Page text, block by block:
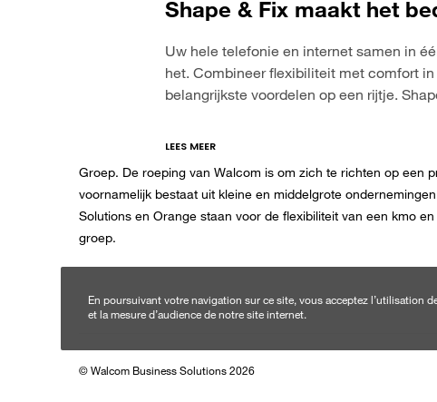
Shape & Fix maakt het
Uw hele telefonie en internet samen in
het. Combineer flexibiliteit met comfort
belangrijkste voordelen op een rijtje.
LEES MEER
Walcom Business Solutions SA is sinds 2015 een
Groep. De roeping van Walcom is om zich te richten op een
voornamelijk bestaat uit kleine en middelgrote
Solutions en Orange staan voor de flexibiliteit van een kmo
groep.
© Walcom Business Solutions 2026
En poursuivant votre navigation sur ce site, vous acceptez l’utilisation
et la mesure d’audience de notre site internet.